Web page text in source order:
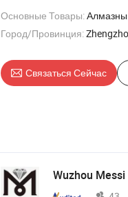
Основные Товары:Алмазный
Город/Провинция:
Связаться Сейчас
Wuzhou Messi